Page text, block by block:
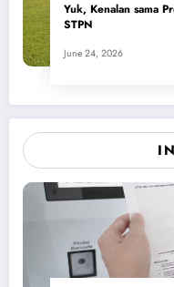
Yuk, Kenalan sama
STPN
June 24, 2026